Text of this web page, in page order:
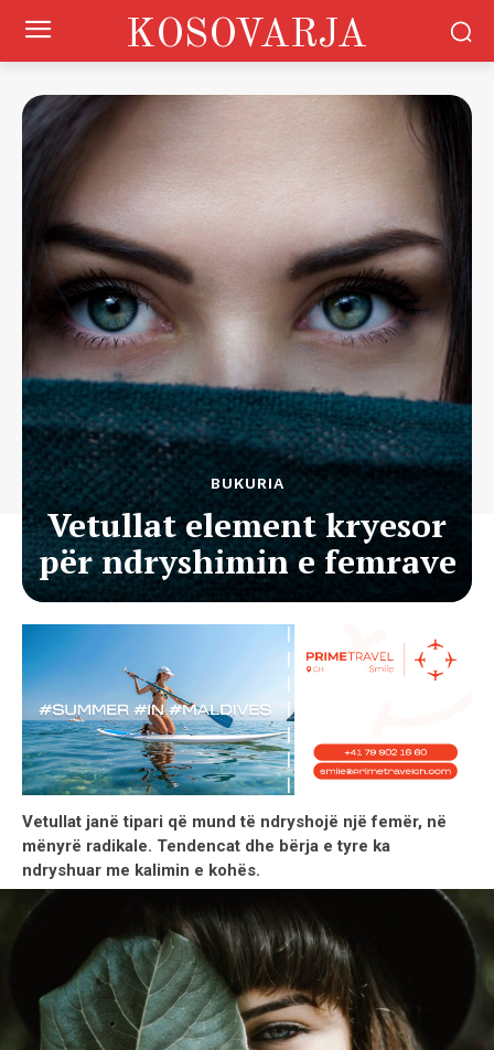
KOSOVARJA
BUKURIA
Vetullat element kryesor
për ndryshimin e femrave
Vetullat janë tipari që mund të ndryshojë një femër, në
mënyrë radikale. Tendencat dhe bërja e tyre ka
ndryshuar me kalimin e kohës.